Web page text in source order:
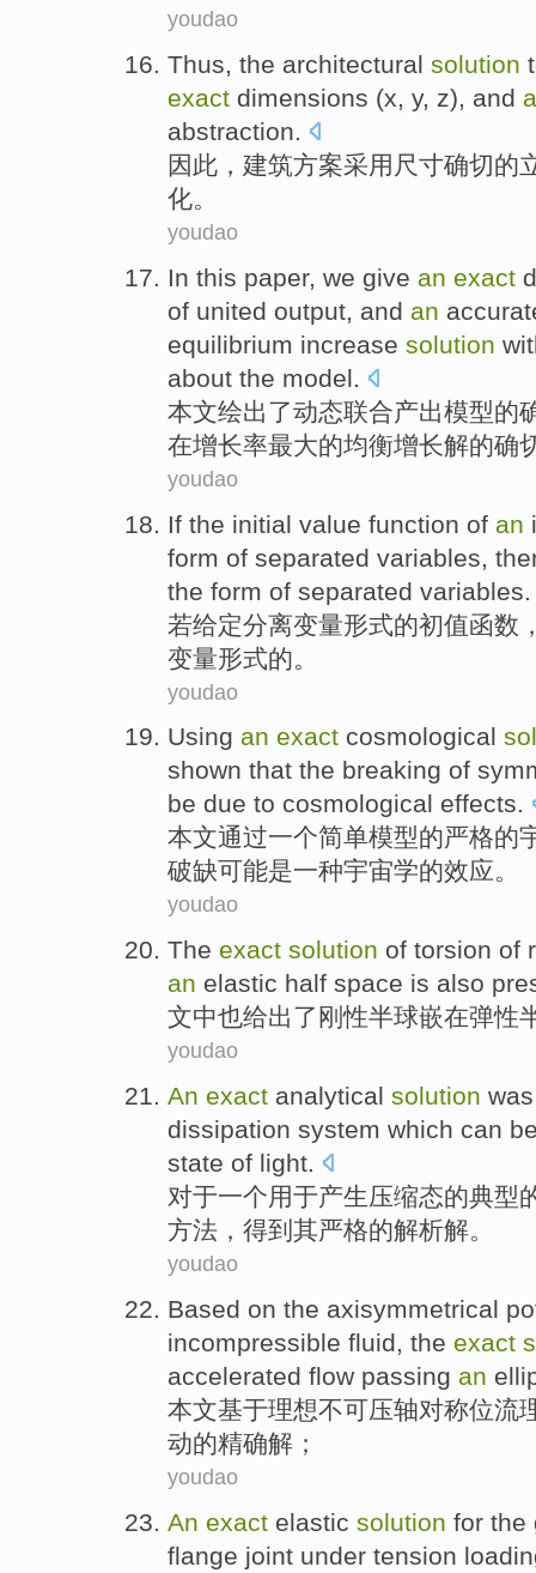
youdao
Thus, the architectural solution
exact dimensions (x, y, z), and
abstraction.
因此 ， 建筑方案采用 尺寸确切的
化。
youdao
In this paper, we give an exact
of united output, and an
equilibrium increase solution
about the model.
本文绘出了动态联合产出模型的
在增长率最大的均衡增长解的确
youdao
If the initial value function of an
form of separated variables
the form of separated variables.
若给定分离变量形式的初值函数
变量形式的。
youdao
Using an exact cosmological
shown that the breaking of
be due to cosmological effects.
本文通过一个简单模型的严格的
破缺可能是一种宇宙学的效应。
youdao
The exact solution of torsion of
an elastic half space is also
文中也给出了 刚性半球嵌在弹性
youdao
An exact analytical solution
dissipation system which can
state of light.
对于一个用于产生压缩态的典型
方法， 得到其严格的解析解。
youdao
Based on the axisymmetrical
incompressible fluid, the exact
accelerated flow passing an
本文基于理想不可压轴对称位流
动的精确解 ；
youdao
An exact elastic solution for the
flange joint under tension